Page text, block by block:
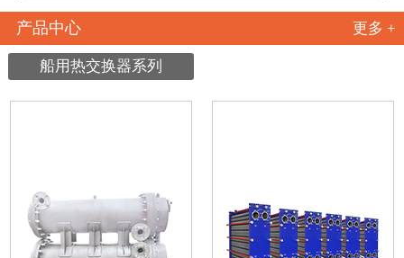
产品中心 更多 +
船用热交换器系列